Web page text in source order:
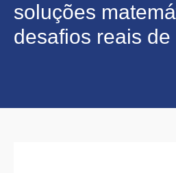
soluções
desafios reais